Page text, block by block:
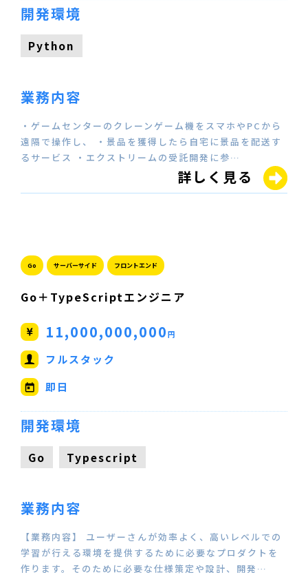
開発環境
Python
業務内容
・ゲームセンターのクレーンゲーム機をスマホやPCから
遠隔で操作し、 ・景品を獲得したら自宅に景品を配送す
るサービス ・エクストリームの受託開発に参…
詳しく見る
Go サーバーサイド フロントエンド
Go＋TypeScriptエンジニア
11,000,000,000円
フルスタック
即日
開発環境
Go Typescript
業務内容
【業務内容】 ユーザーさんが効率よく、高いレベルでの
学習が行える環境を提供するために必要なプロダクトを
作ります。そのために必要な仕様策定や設計、開発…